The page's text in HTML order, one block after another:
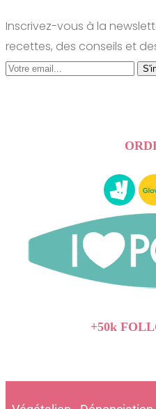
Inscrivez-vous à la
recettes, des conseils et
+50k